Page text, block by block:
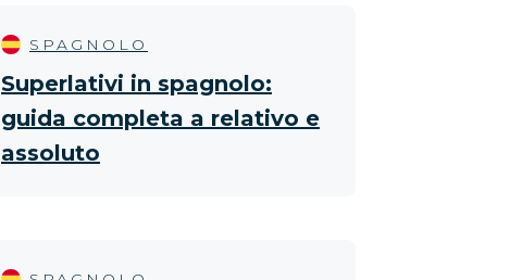
SPAGNOLO
Superlativi in spagnolo:
guida completa a relativo e
assoluto